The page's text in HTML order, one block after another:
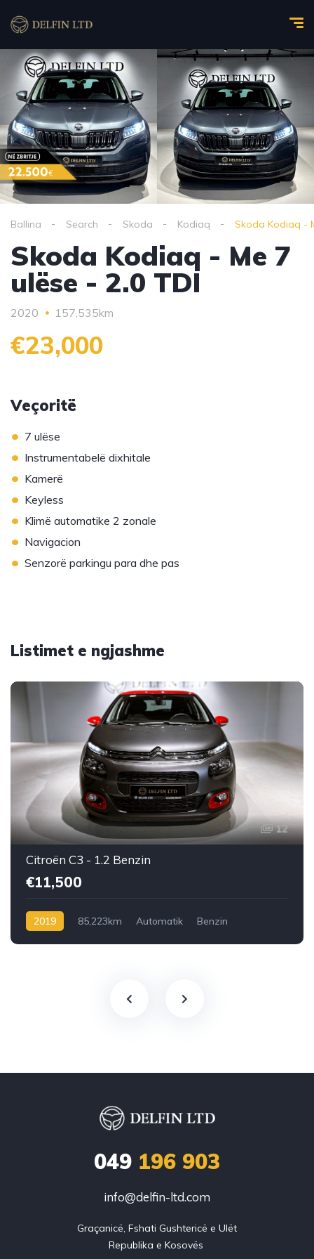
Ballina Search Skoda Kodiaq Skoda Kodiaq -
Skoda Kodiaq - Me 7
ulëse - 2.0 TDI
2020 157,535km
€23,000
Veçoritë
• 7 ulëse
• Instrumentabelë dixhitale
• Kamerë
• Keyless
• Klimë automatike 2 zonale
• Navigacion
• Senzorë parkingu para dhe pas
Listimet e ngjashme
12
Citroën C3 - 1.2 Benzin
€11,500
2019 85,223km Automatik Benzin
049 196 903
info@delfin-ltd.com
Graçanicë, Fshati Gushtericë e Ulët